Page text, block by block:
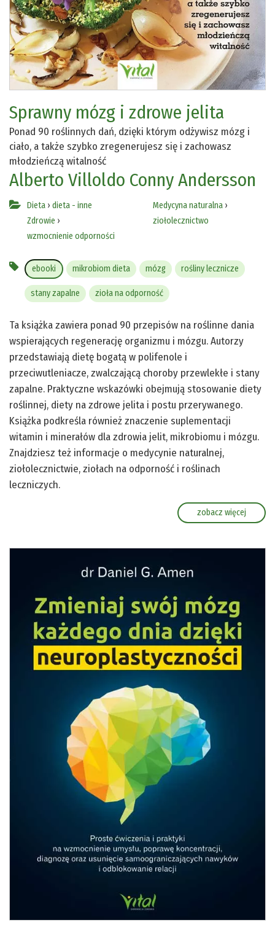
Sprawny mózg i zdrowe jelita
Ponad 90 roślinnych dań, dzięki którym odżywisz mózg i
ciało, a także szybko zregenerujesz się i zachowasz
młodzieńczą witalność
Alberto Villoldo Conny Andersson
Dieta › dieta - inne
Zdrowie ›
wzmocnienie odporności
Medycyna naturalna›
ziołolecznictwo
ebooki mikrobiom dieta mózg rośliny lecznicze
stany zapalne zioła na odporność
Ta książka zawiera ponad 90 przepisów na roślinne dania
wspierających regenerację organizmu i mózgu. Autorzy
przedstawiają dietę bogatą w polifenole i
przeciwutleniacze, zwalczającą choroby przewlekłe i stany
zapalne. Praktyczne wskazówki obejmują stosowanie diety
roślinnej, diety na zdrowe jelita i postu przerywanego.
Książka podkreśla również znaczenie suplementacji
witamin i minerałów dla zdrowia jelit, mikrobiomu i mózgu.
Znajdziesz też informacje o medycynie naturalnej,
ziołolecznictwie, ziołach na odporność i roślinach
leczniczych.
zobacz więcej